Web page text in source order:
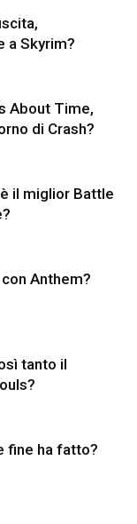
a Skyrim?
About Time,
di Crash?
il miglior Battle
Anthem?
tanto il
fine ha fatto?